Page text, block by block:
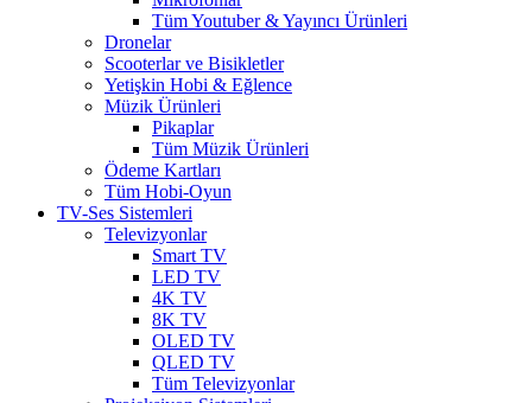
Tüm Youtuber & Yayıncı Ürünleri
Dronelar
Scooterlar ve Bisikletler
Yetişkin Hobi & Eğlence
Müzik Ürünleri
Pikaplar
Tüm Müzik Ürünleri
Ödeme Kartları
Tüm Hobi-Oyun
TV-Ses Sistemleri
Televizyonlar
Smart TV
LED TV
4K TV
8K TV
OLED TV
QLED TV
Tüm Televizyonlar